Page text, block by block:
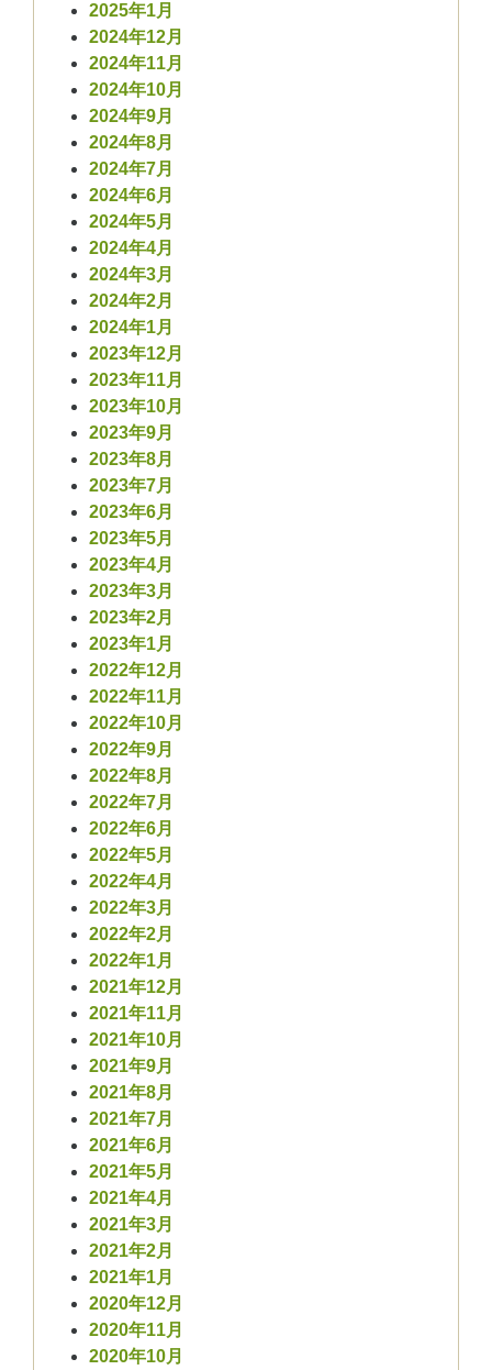
2025年1月
2024年12月
2024年11月
2024年10月
2024年9月
2024年8月
2024年7月
2024年6月
2024年5月
2024年4月
2024年3月
2024年2月
2024年1月
2023年12月
2023年11月
2023年10月
2023年9月
2023年8月
2023年7月
2023年6月
2023年5月
2023年4月
2023年3月
2023年2月
2023年1月
2022年12月
2022年11月
2022年10月
2022年9月
2022年8月
2022年7月
2022年6月
2022年5月
2022年4月
2022年3月
2022年2月
2022年1月
2021年12月
2021年11月
2021年10月
2021年9月
2021年8月
2021年7月
2021年6月
2021年5月
2021年4月
2021年3月
2021年2月
2021年1月
2020年12月
2020年11月
2020年10月